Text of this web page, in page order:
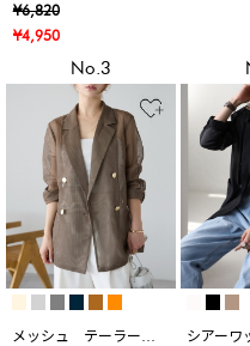
¥6,820
¥4,950
No.3
メッシュ テーラード
シアーワ